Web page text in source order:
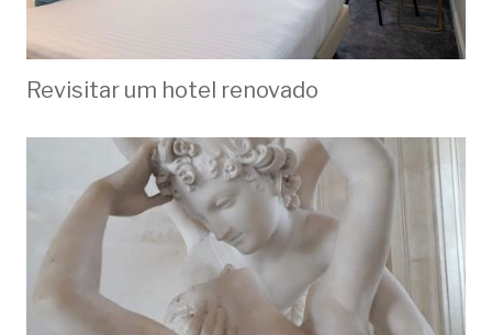
Revisitar um hotel renovado